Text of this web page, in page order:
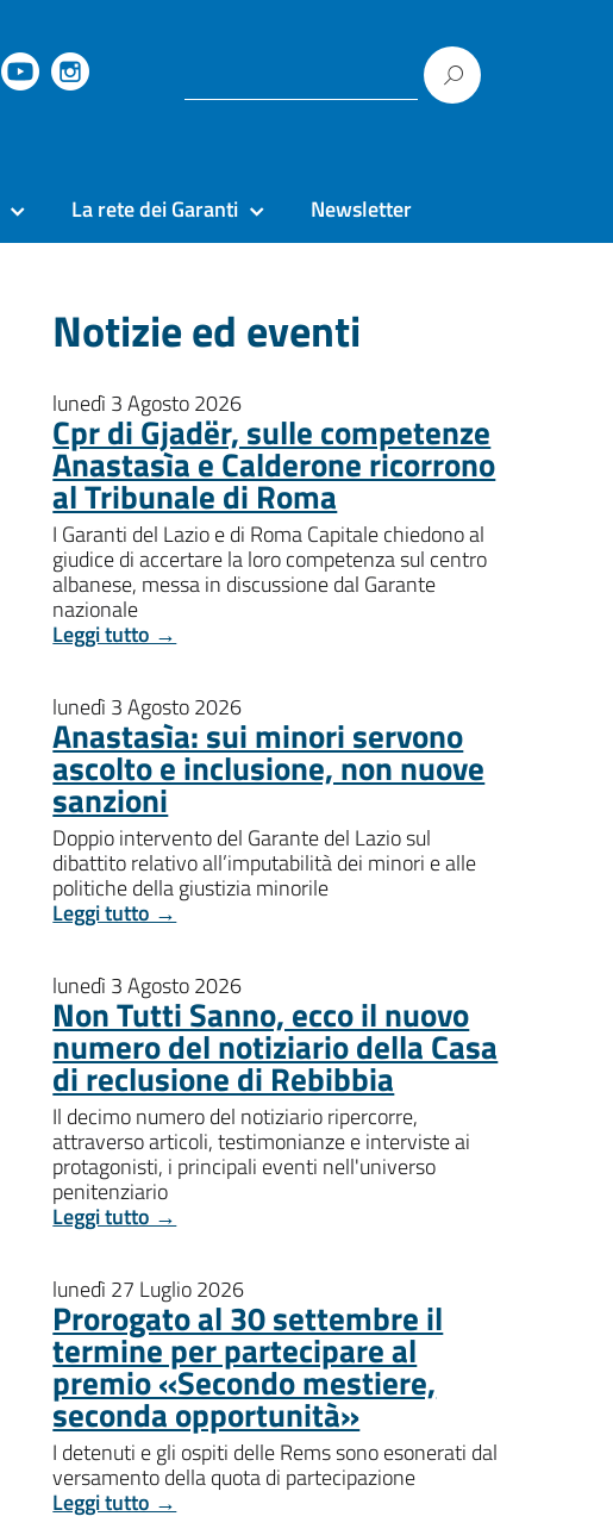
La rete dei Garanti Newsletter
Notizie ed eventi
lunedì 3 Agosto 2026
Cpr di Gjadër, sulle competenze
Anastasìa e Calderone ricorrono
al Tribunale di Roma
I Garanti del Lazio e di Roma Capitale chiedono al
giudice di accertare la loro competenza sul centro
albanese, messa in discussione dal Garante
nazionale
Leggi tutto →
lunedì 3 Agosto 2026
Anastasìa: sui minori servono
ascolto e inclusione, non nuove
sanzioni
Doppio intervento del Garante del Lazio sul
dibattito relativo all’imputabilità dei minori e alle
politiche della giustizia minorile
Leggi tutto →
lunedì 3 Agosto 2026
Non Tutti Sanno, ecco il nuovo
numero del notiziario della Casa
di reclusione di Rebibbia
Il decimo numero del notiziario ripercorre,
attraverso articoli, testimonianze e interviste ai
protagonisti, i principali eventi nell'universo
penitenziario
Leggi tutto →
lunedì 27 Luglio 2026
Prorogato al 30 settembre il
termine per partecipare al
premio «Secondo mestiere,
seconda opportunità»
I detenuti e gli ospiti delle Rems sono esonerati dal
versamento della quota di partecipazione
Leggi tutto →